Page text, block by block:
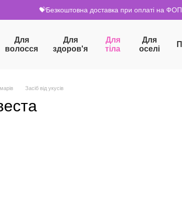
💝Безкоштовна доставка при оплаті на ФОП
Для
волосся
Для
здоров'я
Для
тіла
Для
оселі
Засіб від укусів